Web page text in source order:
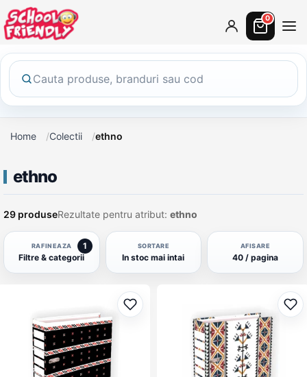
0
Home Colectii ethno
ethno
29 produseRezultate pentru atribut: ethno
RAFINEAZA
Filtre & categorii
1 SORTARE
In stoc mai intai
AFISARE
40 / pagina
Adaugă la favorite